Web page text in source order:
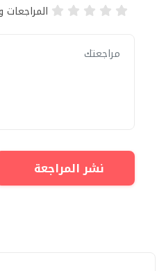
المراجعات
نشر المراجعة